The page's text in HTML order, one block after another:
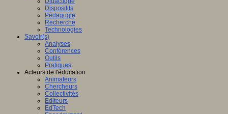
Dispositifs
Pédagogie
Recherche
Technologies
Savoir(s)
Analyses
Conférences
Outils
Pratiques
Acteurs de l'éducation
Animateurs
Chercheurs
Collectivités
Editeurs
EdTech